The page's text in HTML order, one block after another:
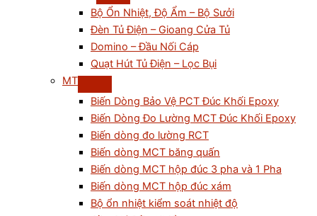
Bộ Ổn Nhiệt, Độ Ẩm – Bộ Sưởi
Đèn Tủ Điện – Gioang Cửa Tủ
Domino – Đầu Nối Cáp
Quạt Hút Tủ Điện – Lọc Bụi
MT
Biến Dòng Bảo Vệ PCT Đúc Khối Epoxy
Biến Dòng Đo Lường MCT Đúc Khối Epoxy
Biến dòng đo lường RCT
Biến dòng MCT băng quấn
Biến dòng MCT hộp đúc 3 pha và 1 Pha
Biến dòng MCT hộp đúc xám
Bộ ổn nhiệt kiểm soát nhiệt độ